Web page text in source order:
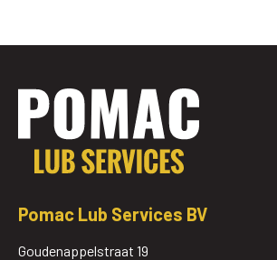
Pomac Lub Services BV
Goudenappelstraat 19